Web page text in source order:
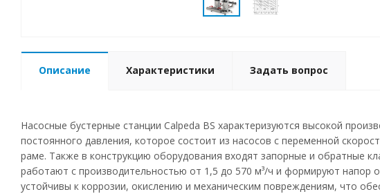
Описание Характеристики Задать вопрос
Насосные бустерные станции Calpeda BS характеризуются высокой
постоянного давления, которое состоит из насосов с переменной
раме. Также в конструкцию оборудования входят запорные и обратные
работают с производительностью от 1,5 до 570 м³/ч и формируют напор
устойчивы к коррозии, окислению и механическим повреждениям, что